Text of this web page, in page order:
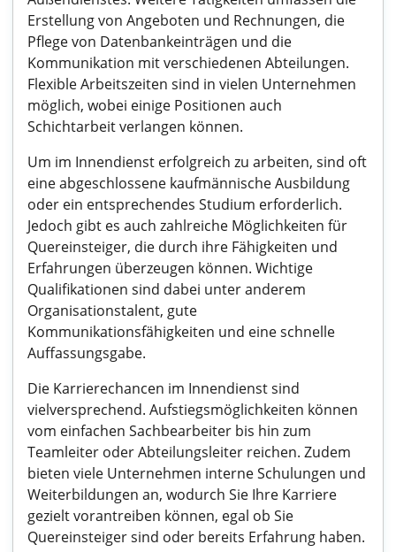
Erstellung von Angeboten und Rechnungen, die
Pflege von Datenbankeinträgen und die
Kommunikation mit verschiedenen Abteilungen.
Flexible Arbeitszeiten sind in vielen Unternehmen
möglich, wobei einige Positionen auch
Schichtarbeit verlangen können.
Um im Innendienst erfolgreich zu arbeiten, sind oft
eine abgeschlossene kaufmännische Ausbildung
oder ein entsprechendes Studium erforderlich.
Jedoch gibt es auch zahlreiche Möglichkeiten für
Quereinsteiger, die durch ihre Fähigkeiten und
Erfahrungen überzeugen können. Wichtige
Qualifikationen sind dabei unter anderem
Organisationstalent, gute
Kommunikationsfähigkeiten und eine schnelle
Auffassungsgabe.
Die Karrierechancen im Innendienst sind
vielversprechend. Aufstiegsmöglichkeiten können
vom einfachen Sachbearbeiter bis hin zum
Teamleiter oder Abteilungsleiter reichen. Zudem
bieten viele Unternehmen interne Schulungen und
Weiterbildungen an, wodurch Sie Ihre Karriere
gezielt vorantreiben können, egal ob Sie
Quereinsteiger sind oder bereits Erfahrung haben.